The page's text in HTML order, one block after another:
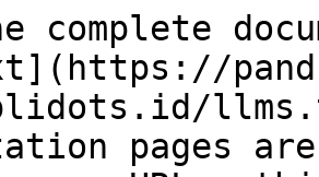
complete
pages